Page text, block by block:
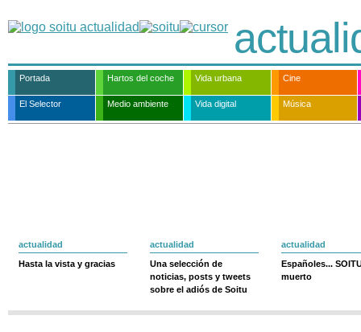
Portada Hartos del coche Vida urbana Cine
El Selector Medio ambiente Vida digital Música
actualidad
Hasta la vista y gracias
actualidad
Una selección de
noticias, posts y tweets
sobre el adiós de Soitu
actualidad
Españoles...
muerto